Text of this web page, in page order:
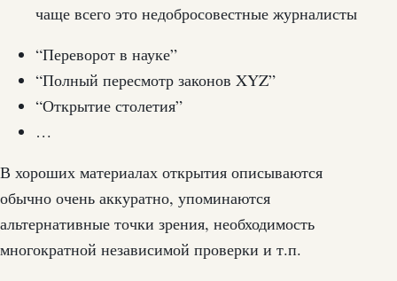
чаще всего это недобросовестные журналисты
“Переворот в науке”
“Полный пересмотр законов XYZ”
“Открытие столетия”
…
В хороших материалах открытия описываются
обычно очень аккуратно, упоминаются
альтернативные точки зрения, необходимость
многократной независимой проверки и т.п.